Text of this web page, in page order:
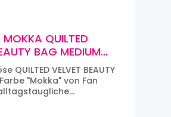
QUILTED
BAG MEDIUM
"Mokka" von Fan